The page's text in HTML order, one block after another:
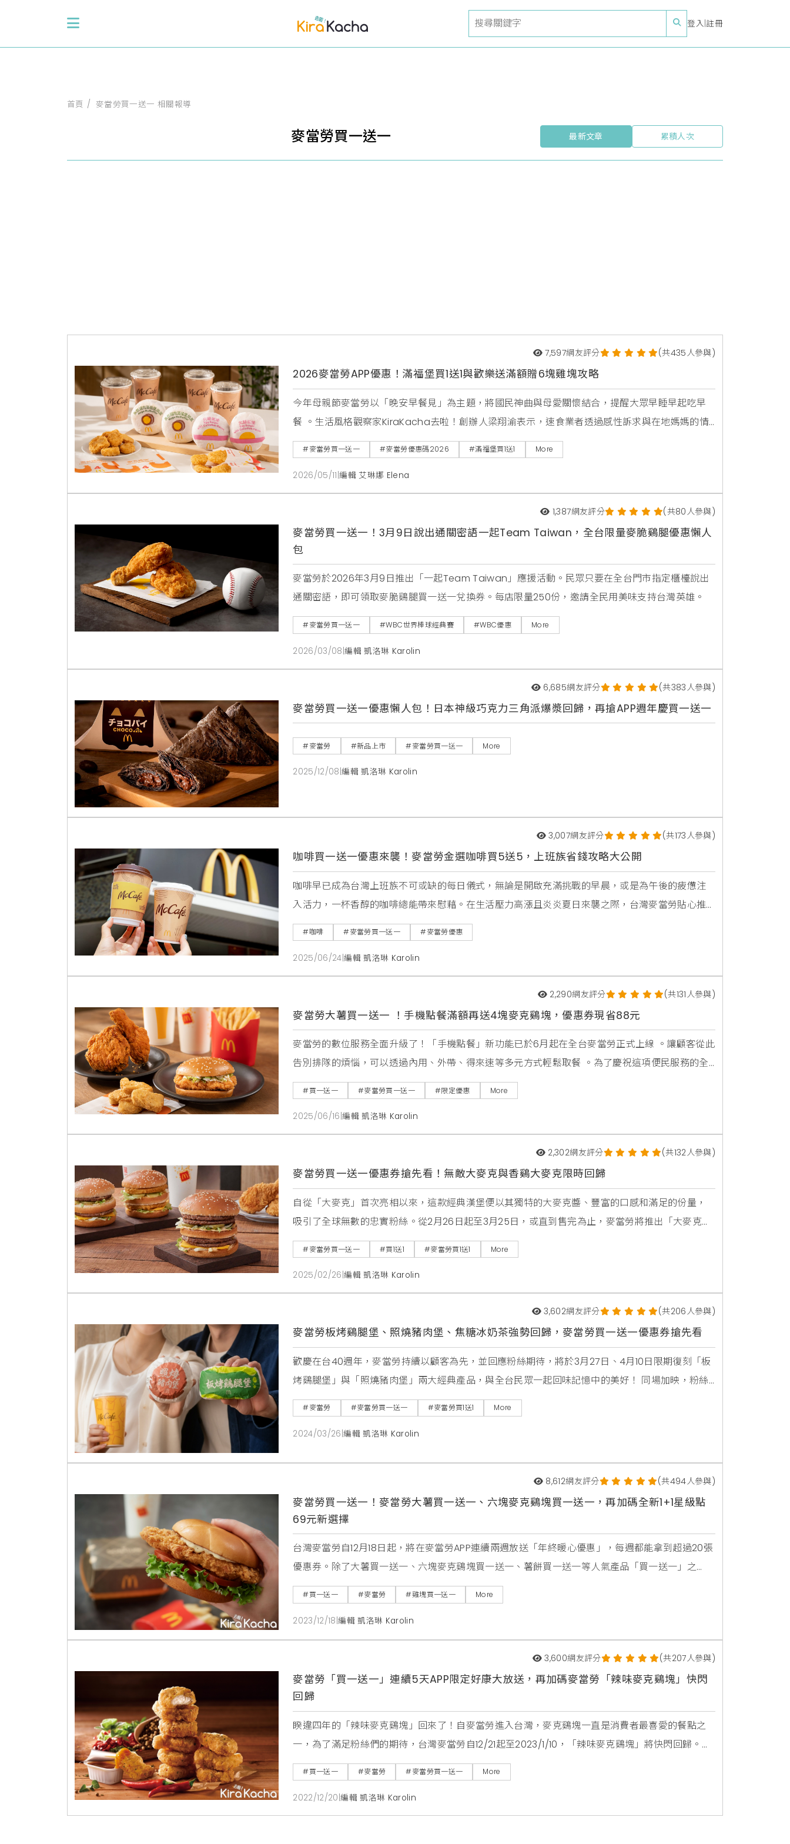
登入 註冊
首頁 麥當勞買一送一 相關報導
麥當勞買一送一 最新文章 累積人次
7,597網友評分 (共435人參與)
2026麥當勞APP優惠！滿福堡買1送1與歡樂送滿額贈6塊雞塊攻略
今年母親節麥當勞以「晚安早餐見」為主題，將國民神曲與母愛關懷結合，提醒大眾早睡早起吃早
餐 。生活風格觀察家KiraKacha去啦！創辦人梁翔渝表示，速食業者透過感性訴求與在地媽媽的情
感連結，成功將消費行為轉化為一種溫馨的佳節儀式感，搭配買1送1等實質回饋，不僅精準切中生活
節奏，更強化了品牌在日常飲食中的陪伴角色 。
#麥當勞買一送一 #麥當勞優惠碼2026 #滿福堡買1送1 More
2026/05/11 |編輯 艾琳娜 Elena
1,387網友評分 (共80人參與)
麥當勞買一送一！3月9日說出通關密語一起Team Taiwan，全台限量麥脆鷄腿優惠懶人
包
麥當勞於2026年3月9日推出「一起Team Taiwan」應援活動。民眾只要在全台門市指定櫃檯說出
通關密語，即可領取麥脆鷄腿買一送一兌換券。每店限量250份，邀請全民用美味支持台灣英雄。
#麥當勞買一送一 #WBC世界棒球經典賽 #WBC優惠 More
2026/03/08 |編輯 凱洛琳 Karolin
6,685網友評分 (共383人參與)
麥當勞買一送一優惠懶人包！日本神級巧克力三角派爆漿回歸，再搶APP週年慶買一送一
#麥當勞 #新品上市 #麥當勞買一送一 More
2025/12/08 |編輯 凱洛琳 Karolin
3,007網友評分 (共173人參與)
咖啡買一送一優惠來襲！麥當勞金選咖啡買5送5，上班族省錢攻略大公開
咖啡早已成為台灣上班族不可或缺的每日儀式，無論是開啟充滿挑戰的早晨，或是為午後的疲憊注
入活力，一杯香醇的咖啡總能帶來慰藉。在生活壓力高漲且炎炎夏日來襲之際，台灣麥當勞貼心推
出限時咖啡優惠活動，不僅讓廣大咖啡愛好者的荷包更加輕鬆，也為辛勤打拼的每一天增添一份溫
柔與香氣。本次麥當勞咖啡優惠活動，正是針對精打細算的小資族群量身打造。透過多重優惠方
案，讓消費者能夠以更划算的價格，享受高品質的金選咖啡，無論
#咖啡 #麥當勞買一送一 #麥當勞優惠
2025/06/24 |編輯 凱洛琳 Karolin
2,290網友評分 (共131人參與)
麥當勞大薯買一送一 ！手機點餐滿額再送4塊麥克鷄塊，優惠券現省88元
麥當勞的數位服務全面升級了！「手機點餐」新功能已於6月起在全台麥當勞正式上線 。讓顧客從此
告別排隊的煩惱，可以透過內用、外帶、得來速等多元方式輕鬆取餐 。為了慶祝這項便民服務的全
面上線，麥當勞特別祭出多重專屬優惠，從6月18日起，週週提供APP限定優惠券 ，只要手機點餐單
筆消費滿100元，就能免費獲得4塊麥克鷄塊 ，讓您的每一次點餐都充滿驚喜。辣味麥脆鷄腿重磅回
歸 好時鷄雙人餐限時登場說到麥當勞的
#買一送一 #麥當勞買一送一 #限定優惠 More
2025/06/16 |編輯 凱洛琳 Karolin
2,302網友評分 (共132人參與)
麥當勞買一送一優惠券搶先看！無敵大麥克與香鷄大麥克限時回歸
自從「大麥克」首次亮相以來，這款經典漢堡便以其獨特的大麥克醬、豐富的口感和滿足的份量，
吸引了全球無數的忠實粉絲。從2月26日起至3月25日，或直到售完為止，麥當勞將推出「大麥克家
族」的全系列限期回歸，讓喜愛牛肉的顧客再次體驗到「無敵大麥克」的美味，這款升級版的漢堡
肉量加倍，必定能夠滿足肉食愛好者的期待。此外，對於想要嘗試新口味或不吃牛肉的顧客，「香
鷄大麥克」也將成為另一個絕佳選擇，搭配雙層酥炸鷄排
#麥當勞買一送一 #買1送1 #麥當勞買1送1 More
2025/02/26 |編輯 凱洛琳 Karolin
3,602網友評分 (共206人參與)
麥當勞板烤鷄腿堡、照燒豬肉堡、焦糖冰奶茶強勢回歸，麥當勞買一送一優惠券搶先看
歡慶在台40週年，麥當勞持續以顧客為先，並回應粉絲期待，將於3月27日、4月10日限期復刻「板
烤鷄腿堡」與「照燒豬肉堡」兩大經典產品，與全台民眾一起回味記憶中的美好！ 同場加映，粉絲
熱烈敲碗的「焦糖冰奶茶」，也將於3月27日起回歸菜單長期供應，不能錯過的神級漢堡與焦糖奶
茶，麥當勞現在都「還你」唷。說到想念的麥當勞餐點，絕對少不了「板烤鷄腿堡」與「照燒豬肉
堡」兩大經典好滋味！ 曾被網友票選8大最想念
#麥當勞 #麥當勞買一送一 #麥當勞買1送1 More
2024/03/26 |編輯 凱洛琳 Karolin
8,612網友評分 (共494人參與)
麥當勞買一送一！麥當勞大薯買一送一、六塊麥克鷄塊買一送一，再加碼全新1+1星級點
69元新選擇
台灣麥當勞自12月18日起，將在麥當勞APP連續兩週放送「年終暖心優惠」，每週都能拿到超過20張
優惠券。除了大薯買一送一、六塊麥克鷄塊買一送一、薯餅買一送一等人氣產品「買一送一」之
外，帕瑪森主廚鷄腿堡系列及四盎司牛肉堡系列「買就送」指定餐點、還有消費「滿額現金折
抵」，如單筆消費滿200元現折20元、滿300折30元，最高滿1,000元現折100元。並且針對國人最
愛的「1+1星級點」則是加碼推出69
#買一送一 #麥當勞 #雞塊買一送一 More
2023/12/18 |編輯 凱洛琳 Karolin
3,600網友評分 (共207人參與)
麥當勞「買一送一」連續5天APP限定好康大放送，再加碼麥當勞「辣味麥克鷄塊」快閃
回歸
睽違四年的「辣味麥克鷄塊」回來了！自麥當勞進入台灣，麥克鷄塊一直是消費者最喜愛的餐點之
一，為了滿足粉絲們的期待，台灣麥當勞自12/21起至2023/1/10，「辣味麥克鷄塊」將快閃回歸。同
時，為感謝消費者對「麥當勞APP」的支持，12/21至12/25，麥當勞APP多種品項，限時天天買一送
一。麥當勞表示，歲末年終之際，麥當勞APP自12/21至12/25，限時推出「買一送一」活動，消費者
只要打開麥
#買一送一 #麥當勞 #麥當勞買一送一 More
2022/12/20 |編輯 凱洛琳 Karolin